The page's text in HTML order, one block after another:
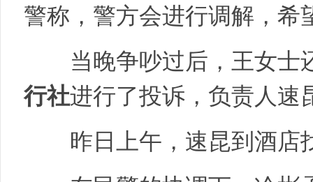
警称，警方会进行调解，希
当晚争吵过后，王女士
行社进行了投诉，负责人速
昨日上午，速昆到酒店